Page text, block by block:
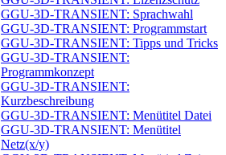
GGU-3D-TRANSIENT: Sprachwahl
GGU-3D-TRANSIENT: Programmstart
GGU-3D-TRANSIENT: Tipps und Tricks
GGU-3D-TRANSIENT:
Programmkonzept
GGU-3D-TRANSIENT:
Kurzbeschreibung
GGU-3D-TRANSIENT: Menütitel Datei
GGU-3D-TRANSIENT: Menütitel
Netz(x/y)